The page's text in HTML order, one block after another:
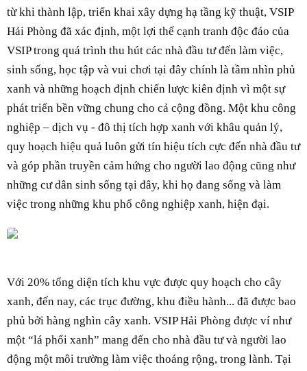
từ khi thành lập, triển khai xây dựng hạ tầng kỹ thuật, VSIP
Hải Phòng đã xác định, một lợi thế cạnh tranh độc đáo của
VSIP trong quá trình thu hút các nhà đầu tư đến làm việc,
sinh sống, học tập và vui chơi tại đây chính là tầm nhìn phủ
xanh và những hoạch định chiến lược kiên định vì một sự
phát triển bền vững chung cho cả cộng đồng. Một khu công
nghiệp – dịch vụ - đô thị tích hợp xanh với khâu quản lý,
quy hoạch hiệu quả luôn gửi tín hiệu tích cực đến nhà đầu tư
và góp phần truyền cảm hứng cho người lao động cũng như
những cư dân sinh sống tại đây, khi họ đang sống và làm
việc trong những khu phố công nghiệp xanh, hiện đại.
Với 20% tổng diện tích khu vực được quy hoạch cho cây
xanh, đến nay, các trục đường, khu điều hành... đã được bao
phủ bởi hàng nghìn cây xanh. VSIP Hải Phòng được ví như
một “lá phổi xanh” mang đến cho nhà đầu tư và người lao
động một môi trường làm việc thoáng rộng, trong lành. Tại